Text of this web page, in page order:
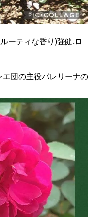
ーティな香り)強健.ロ
団の主役バレリーナの